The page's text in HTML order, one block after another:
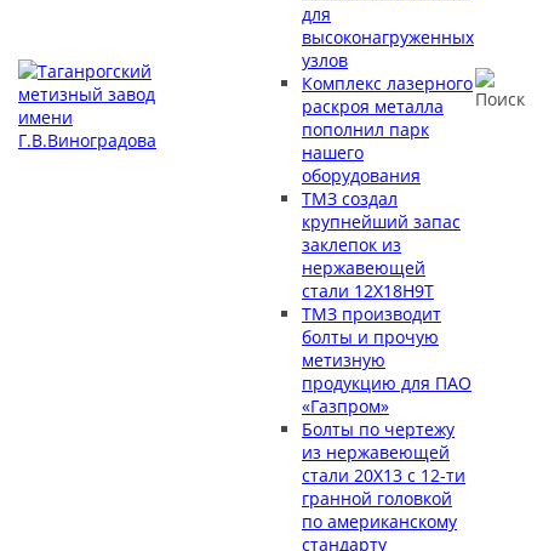
для
высоконагруженных
узлов
Комплекс лазерного
раскроя металла
пополнил парк
нашего
оборудования
ТМЗ создал
крупнейший запас
заклепок из
нержавеющей
стали 12Х18Н9Т
ТМЗ производит
болты и прочую
метизную
продукцию для ПАО
«Газпром»
Болты по чертежу
из нержавеющей
стали 20Х13 с 12-ти
гранной головкой
по американскому
стандарту